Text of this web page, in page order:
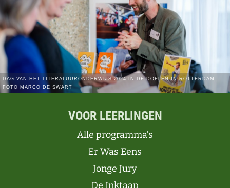
VOOR LEERLINGEN
Alle programma’s
Er Was Eens
Jonge Jury
De Inktaap